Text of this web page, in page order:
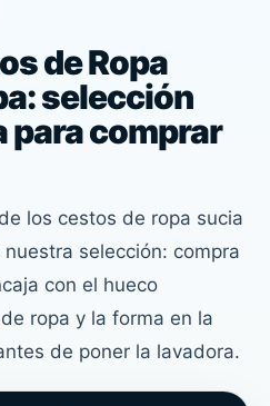
de Ropa
selección
para comprar
los cestos de ropa sucia
selección: compra
con el hueco
ropa y la forma en la
de poner la lavadora.